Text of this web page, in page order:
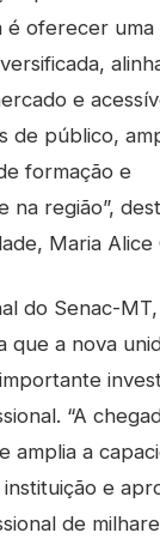
é oferecer uma
e
de público,
formação e
na região”,
Maria Alice
do Senac-
que a nova
“A
amplia a
e
de